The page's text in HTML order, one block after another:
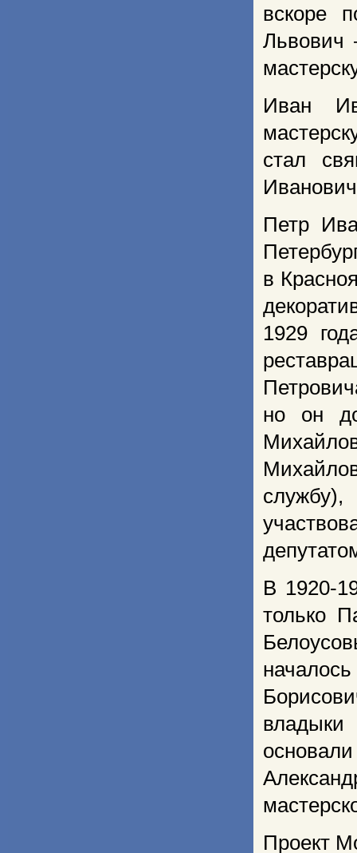
вскоре
Львович
Иван
стал
Петр
в
1929
но он
В 1920-
только
Проект